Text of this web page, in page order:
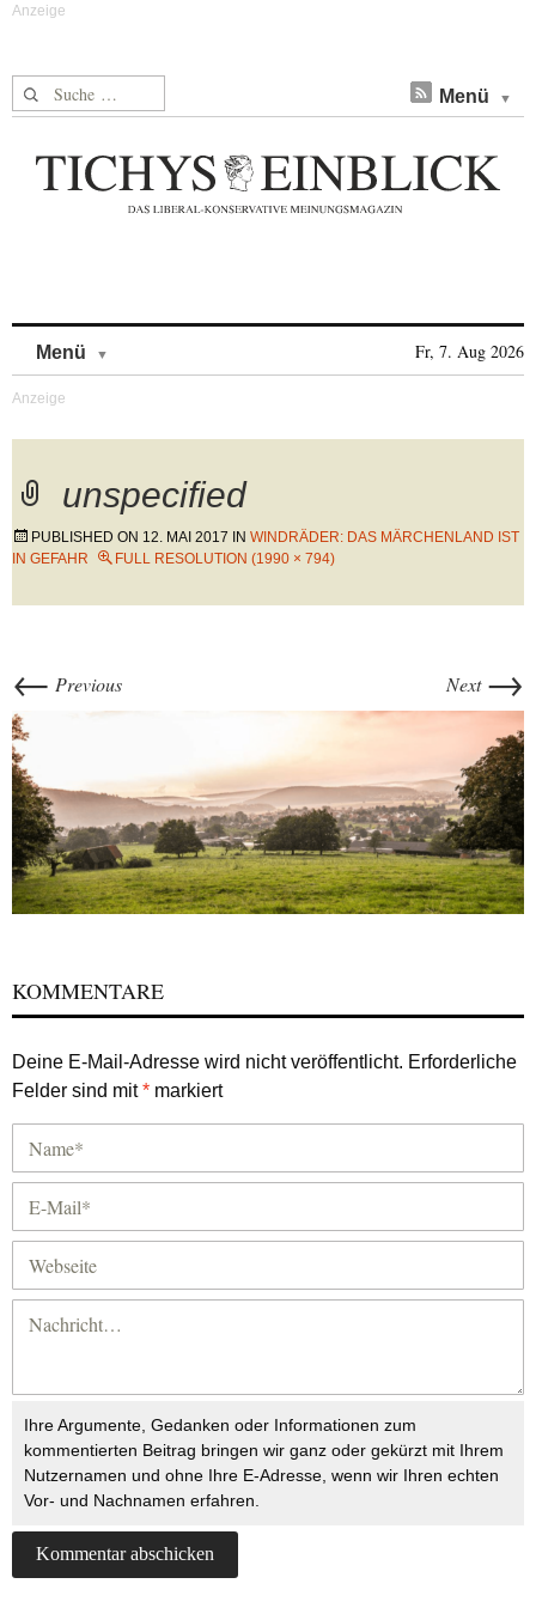
Suche nach: Menü
Menü Fr, 7. Aug 2026
unspecified
PUBLISHED ON 12. MAI 2017 IN WINDRÄDER: DAS MÄRCHENLAND IST
IN GEFAHR
FULL RESOLUTION (1990 × 794)
← Previous Next →
KOMMENTARE
Deine E-Mail-Adresse wird nicht veröffentlicht. Erforderliche
Felder sind mit* markiert
Ihre Argumente, Gedanken oder Informationen zum
kommentierten Beitrag bringen wir ganz oder gekürzt mit Ihrem
Nutzernamen und ohne Ihre E-Adresse, wenn wir Ihren echten
Vor- und Nachnamen erfahren.